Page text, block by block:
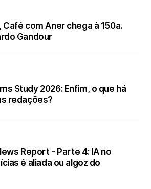
Café com Aner chega à 150a.
Gandour
Study 2026: Enfim, o que há
redações?
Report - Parte 4: IA no
é aliada ou algoz do